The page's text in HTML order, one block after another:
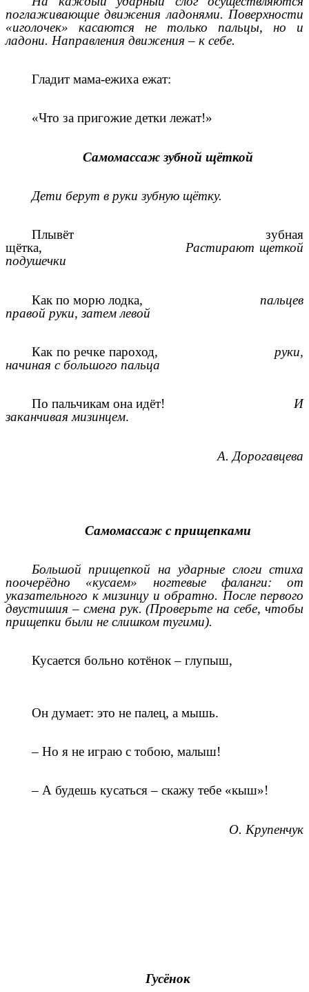
поглаживающие движения ладонями. Поверхности
«иголочек» касаются не только пальцы, но и
ладони. Направления движения – к себе.
Гладит мама-ежиха ежат:
«Что за пригожие детки лежат!»
Самомассаж зубной щёткой
Дети берут в руки зубную щётку.
Плывёт зубная
щётка,Растирают щеткой
подушечки
Как по морю лодка, пальцев
правой руки, затем левой
Как по речке пароход, руки,
начиная с большого пальца
По пальчикам она идёт! И
заканчивая мизинцем.
А. Дорогавцева
Самомассаж с прищепками
Большой прищепкой на ударные слоги стиха
поочерёдно «кусаем» ногтевые фаланги: от
указательного к мизинцу и обратно. После первого
двустишия – смена рук. (Проверьте на себе, чтобы
прищепки были не слишком тугими).
Кусается больно котёнок – глупыш,
Он думает: это не палец, а мышь.
– Но я не играю с тобою, малыш!
– А будешь кусаться – скажу тебе «кыш»!
О. Крупенчук
Гусёнок